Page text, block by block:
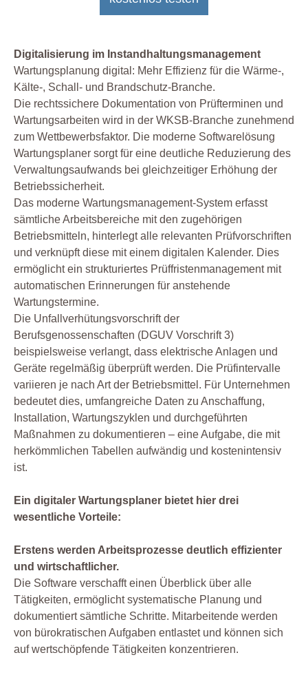
Digitalisierung im Instandhaltungsmanagement
Wartungsplanung digital: Mehr Effizienz für die Wärme-,
Kälte-, Schall- und Brandschutz-Branche.
Die rechtssichere Dokumentation von Prüfterminen und
Wartungsarbeiten wird in der WKSB-Branche zunehmend
zum Wettbewerbsfaktor. Die moderne Softwarelösung
Wartungsplaner sorgt für eine deutliche Reduzierung des
Verwaltungsaufwands bei gleichzeitiger Erhöhung der
Betriebssicherheit.
Das moderne Wartungsmanagement-System erfasst
sämtliche Arbeitsbereiche mit den zugehörigen
Betriebsmitteln, hinterlegt alle relevanten Prüfvorschriften
und verknüpft diese mit einem digitalen Kalender. Dies
ermöglicht ein strukturiertes Prüffristenmanagement mit
automatischen Erinnerungen für anstehende
Wartungstermine.
Die Unfallverhütungsvorschrift der
Berufsgenossenschaften (DGUV Vorschrift 3)
beispielsweise verlangt, dass elektrische Anlagen und
Geräte regelmäßig überprüft werden. Die Prüfintervalle
variieren je nach Art der Betriebsmittel. Für Unternehmen
bedeutet dies, umfangreiche Daten zu Anschaffung,
Installation, Wartungszyklen und durchgeführten
Maßnahmen zu dokumentieren – eine Aufgabe, die mit
herkömmlichen Tabellen aufwändig und kostenintensiv
ist.
Ein digitaler Wartungsplaner bietet hier drei
wesentliche Vorteile:
Erstens werden Arbeitsprozesse deutlich effizienter
und wirtschaftlicher.
Die Software verschafft einen Überblick über alle
Tätigkeiten, ermöglicht systematische Planung und
dokumentiert sämtliche Schritte. Mitarbeitende werden
von bürokratischen Aufgaben entlastet und können sich
auf wertschöpfende Tätigkeiten konzentrieren.